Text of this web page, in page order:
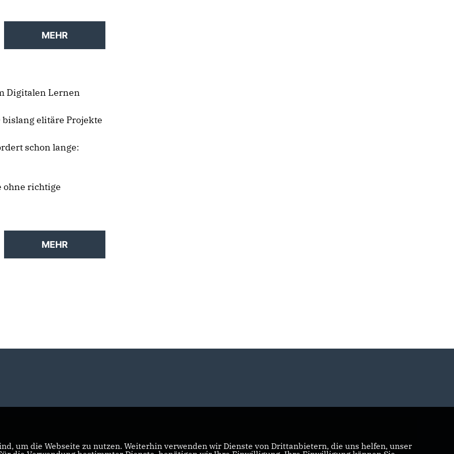
MEHR
Digitalen Lernen
bislang elitäre Projekte
schon lange:
ohne richtige
MEHR
um die Webseite zu nutzen. Weiterhin verwenden wir Dienste von Drittanbietern, die uns helfen, unser